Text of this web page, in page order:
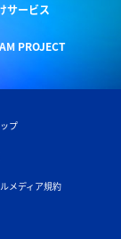
サービス
PROJECT
プ
メディア規約